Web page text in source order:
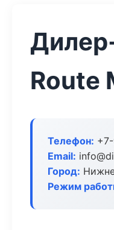
Route
Телефон:
Email:
Город:
Режим